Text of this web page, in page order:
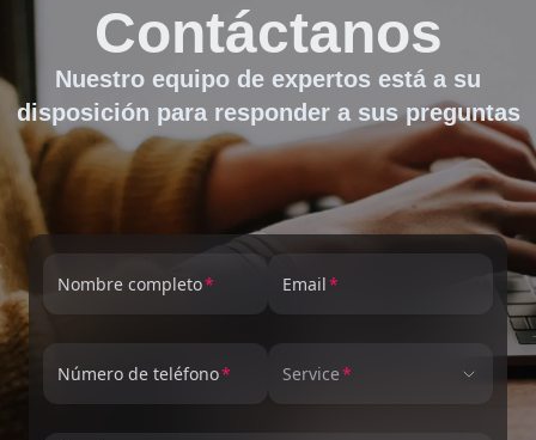
Contáctanos
Nuestro equipo de expertos está a su
disposición para responder a sus preguntas
Nombre completo Email
Número de teléfono Service